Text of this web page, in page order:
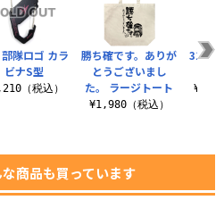
隊ロゴ カラ
ビナS型
（税込）
勝ち確です。ありが
とうございまし
た。 ラージトート
¥1,980（税込）
31A
商品も買っています